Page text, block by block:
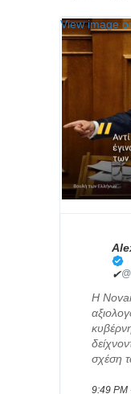
View image
✔
Η
σχέση
9:49 PM